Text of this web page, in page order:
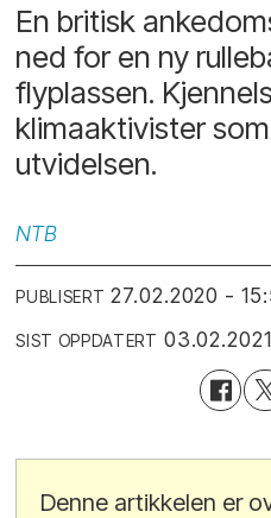
En britisk
ned for en ny
flyplassen.
klimaaktivister
utvidelsen.
NTB
PUBLISERT 27.02.2020 -
SIST OPPDATERT
Denne artikkelen er